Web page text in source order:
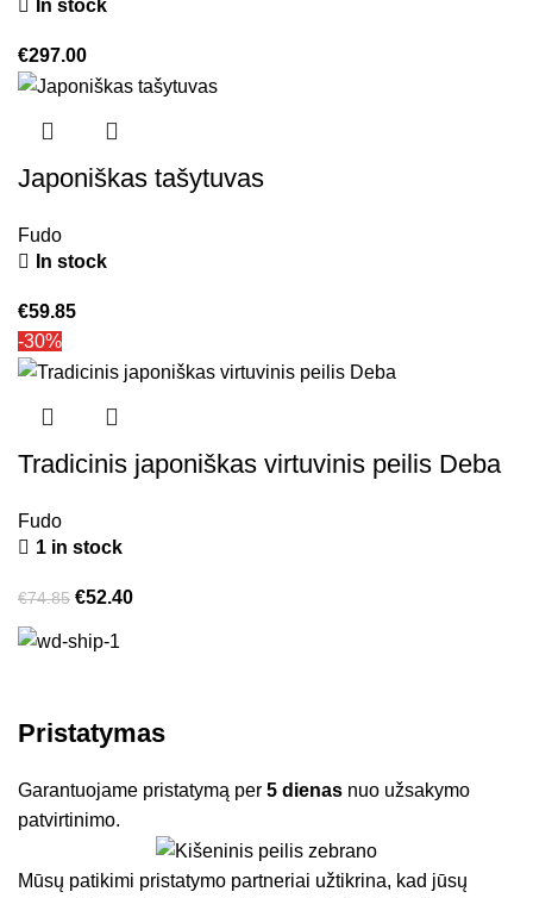
In stock
€297.00
Japoniškas tašytuvas
Fudo
In stock
€59.85
-30%
Tradicinis japoniškas virtuvinis peilis Deba
Fudo
1 in stock
€74.85 €52.40
Pristatymas
Garantuojame pristatymą per5 dienas nuo užsakymo
patvirtinimo.
Mūsų patikimi pristatymo partneriai užtikrina, kad jūsų